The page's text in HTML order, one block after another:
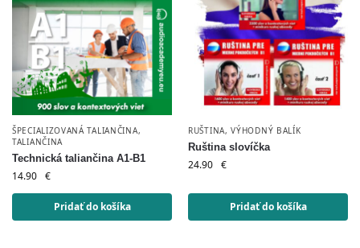
ŠPECIALIZOVANÁ TALIANČINA,
TALIANČINA
Technická taliančina A1-B1
14.90 €
Pridať do košíka
RUŠTINA,VÝHODNÝ BALÍK
Ruština slovíčka
24.90 €
Pridať do košíka